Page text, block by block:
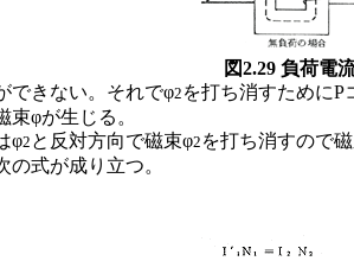
図2.29 負荷電
できない。それでφ2 を打ち消すためにP
束φが生じる。
φ2 と反対方向で磁束φ2 を打ち消すので
の式が成り立つ。